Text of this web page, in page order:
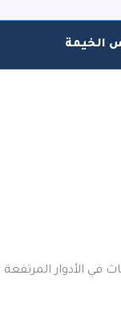
الخيمة
الأدوار المرتفعة